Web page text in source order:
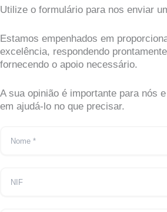
Utilize o formulário para nos enviar
Estamos empenhados em
excelência, respondendo
fornecendo o apoio necessário.
A sua opinião é importante para nós
em ajudá-lo no que precisar.